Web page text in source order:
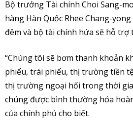
Bộ trưởng Tài chính Choi Sang-
hàng Hàn Quốc Rhee Chang-
đêm và bộ tài chính hứa sẽ hỗ
“Chúng tôi sẽ bơm thanh khoản
phiếu, trái phiếu, thị trường tiền
thị trường ngoại hối trong thời
chúng được bình thường hóa
của chính phủ cho biết.